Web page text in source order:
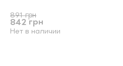
891 грн
842 грн
Нет в наличии